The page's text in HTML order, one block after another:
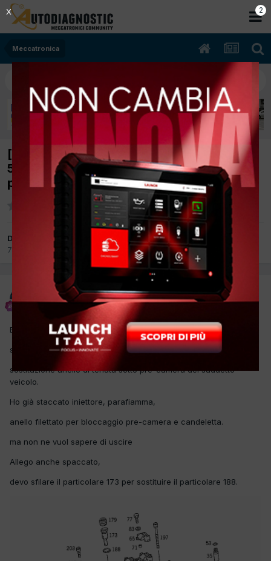
Meccatronica
[mercedes sprinter 07/1999 2299cc 601943
58Kw Diesel] Procedura per estrarre
precamera
Da autorimessatuscolano
7 Aprile 2017
Meccatronica
autorimessatuscolano
Inviato 7 Aprile 2017
Buongiorno
sono a chiedervi consigli informazioni in merito a
sostituzione anello di tenuta sotto pre-camera del suddetto
veicolo.
Ho già staccato iniettore, parafiamma,
anello filettato per bloccaggio pre-camera e candeletta.
ma non ne vuol sapere di uscire
Allego anche spaccato,
devo sfilare il particolare 173 per sostituire il particolare 188.
2
X